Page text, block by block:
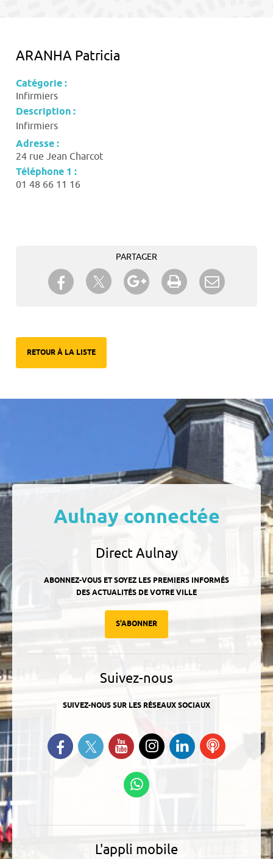
ARANHA Patricia
Catégorie :
Infirmiers
Description :
Infirmiers
Adresse :
24 rue Jean Charcot
Téléphone 1 :
01 48 66 11 16
PARTAGER
Partager sur Facebook
Partager sur TwitterPartager sur Google+
Imprimer
RETOUR À LA LISTE
Aulnay connectée
Direct Aulnay
ABONNEZ-VOUS ET SOYEZ LES PREMIERS INFORMÉS
DES ACTUALITÉS DE VOTRE VILLE
S'ABONNER
Suivez-nous
SUIVEZ-NOUS SUR LES RÉSEAUX SOCIAUX
Retrouvez-nous sur Facebook
Suivez-nous sur Twitter
Suivez-nous sur YouTube
Suivez-nous sur
Instagram
Retrouvez-
nous sur
Ecoutez
L'appli mobile